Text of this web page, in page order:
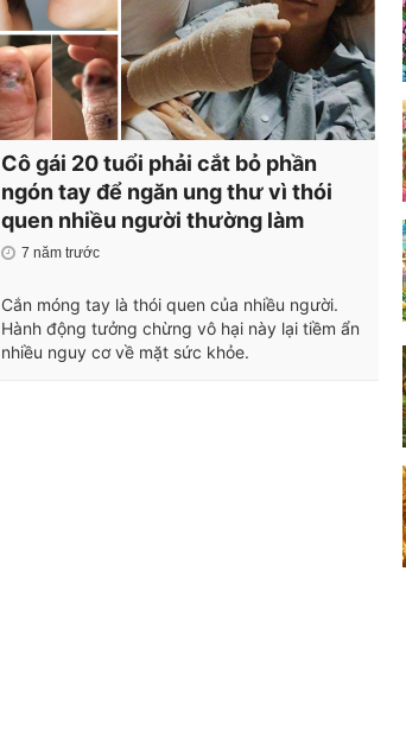
Cô gái 20 tuổi phải cắt bỏ phần
ngón tay để ngăn ung thư vì thói
quen nhiều người thường làm
7 năm trước
Cắn móng tay là thói quen của nhiều người.
Hành động tưởng chừng vô hại này lại tiềm ẩn
nhiều nguy cơ về mặt sức khỏe.